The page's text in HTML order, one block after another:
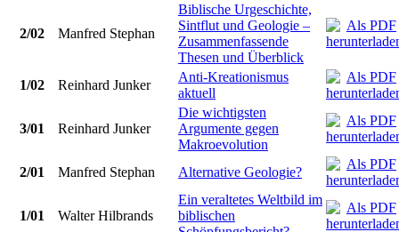
2/02 Manfred Stephan
Biblische Urgeschichte,
Sintflut und Geologie –
Zusammenfassende
Thesen und Überblick
1/02
Reinhard Junker
Anti-Kreationismus
aktuell
3/01 Reinhard Junker
Die wichtigsten
Argumente gegen
Makroevolution
2/01
Manfred Stephan Alternative Geologie?
1/01 Walter Hilbrands
Ein veraltetes Weltbild im
biblischen